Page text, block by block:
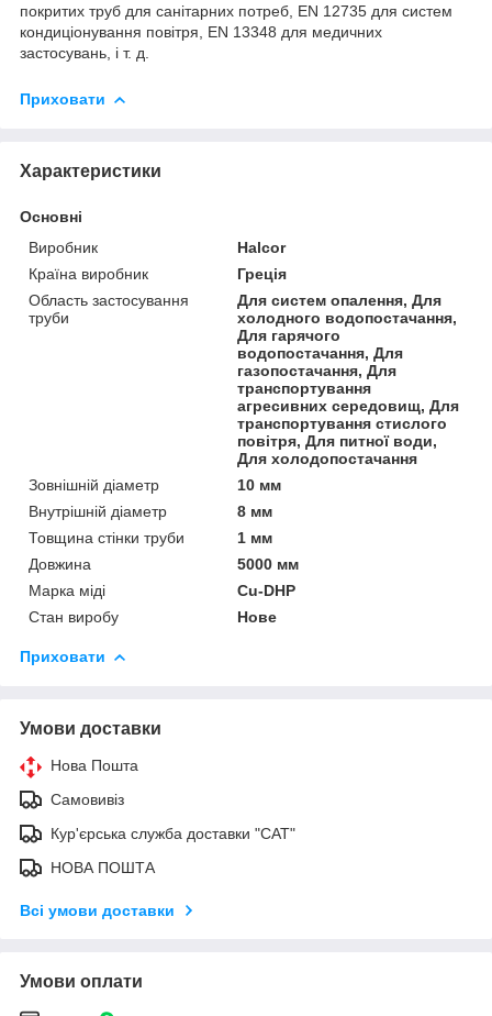
покритих труб для санітарних потреб, EN 12735 для систем
кондиціонування повітря, EN 13348 для медичних
застосувань, і т. д.
Приховати
Характеристики
Основні
Виробник
Halcor
Країна виробник
Греція
Область застосування
труби
Для систем опалення, Для
холодного водопостачання,
Для гарячого
водопостачання, Для
газопостачання, Для
транспортування
агресивних середовищ, Для
транспортування стислого
повітря, Для питної води,
Для холодопостачання
Зовнішній діаметр
10 мм
Внутрішній діаметр
8 мм
Товщина стінки труби
1 мм
Довжина
5000 мм
Марка міді
Cu-DHP
Стан виробу
Нове
Приховати
Умови доставки
Нова Пошта
Самовивіз
Кур'єрська служба доставки "САТ"
НОВА ПОШТА
Всі умови доставки
Умови оплати